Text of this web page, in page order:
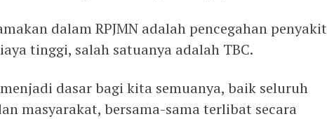
dalam RPJMN adalah pencegahan penyakit
tinggi, salah satuanya adalah TBC.
dasar bagi kita semuanya, baik seluruh
masyarakat, bersama-sama terlibat secara